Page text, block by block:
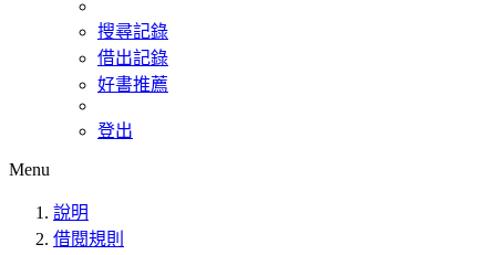
搜尋記錄
借出記錄
好書推薦
登出
Menu
說明
借閱規則